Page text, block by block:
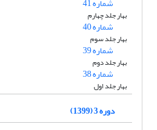
بهار جلد چهارم
شماره 40
بهار جلد سوم
شماره 39
بهار جلد دوم
شماره 38
بهار جلد اول
دوره 3 (1399)